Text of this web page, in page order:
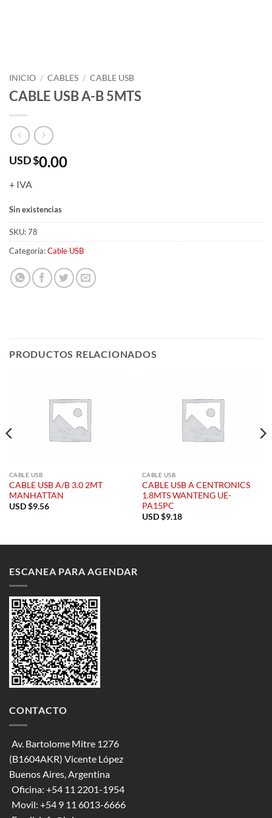
INICIO / CABLES / CABLE USB
CABLE USB A-B 5MTS
USD $0.00
+ IVA
Sin existencias
SKU:78
Categoría:Cable USB
PRODUCTOS RELACIONADOS
CABLE USB
CABLE USB A/B 3.0 2MT
MANHATTAN
USD $9.56
CABLE USB
CABLE USB A CENTRONICS
1.8MTS WANTENG UE-
PA15PC
USD $9.18
ESCANEA PARA AGENDAR
CONTACTO
Av. Bartolome Mitre 1276
(B1604AKR) Vicente López
Buenos Aires, Argentina
Oficina: +54 11 2201-1954
Movil: +54 9 11 6013-6666